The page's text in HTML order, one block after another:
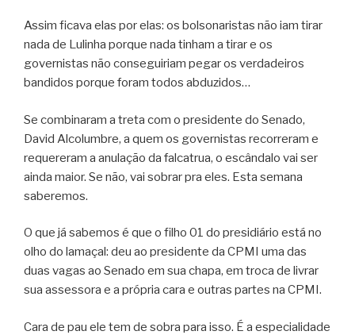
Assim ficava elas por elas: os bolsonaristas não iam tirar
nada de Lulinha porque nada tinham a tirar e os
governistas não conseguiriam pegar os verdadeiros
bandidos porque foram todos abduzidos…
Se combinaram a treta com o presidente do Senado,
David Alcolumbre, a quem os governistas recorreram e
requereram a anulação da falcatrua, o escândalo vai ser
ainda maior. Se não, vai sobrar pra eles. Esta semana
saberemos.
O que já sabemos é que o filho 01 do presidiário está no
olho do lamaçal: deu ao presidente da CPMI uma das
duas vagas ao Senado em sua chapa, em troca de livrar
sua assessora e a própria cara e outras partes na CPMI.
Cara de pau ele tem de sobra para isso. É a especialidade